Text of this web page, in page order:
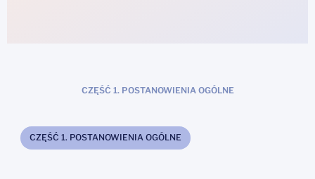
CZĘŚĆ 1. POSTANOWIENIA OGÓLNE
CZĘŚĆ 1. POSTANOWIENIA OGÓLNE